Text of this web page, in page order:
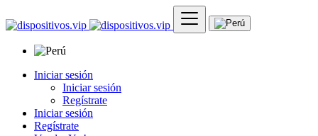
Iniciar sesión
Iniciar sesión
Regístrate
Iniciar sesión
Regístrate